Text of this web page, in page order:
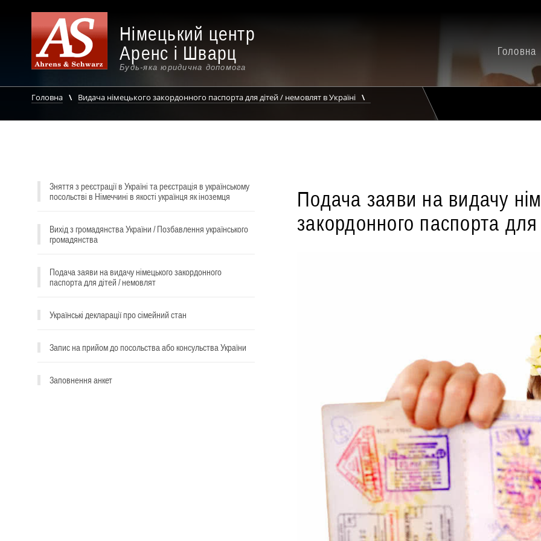
Німецький центр
Аренс і Шварц
Будь-яка юридична допомога
Головна
Головна Видача німецького закордонного паспорта для дітей / немовлят в Україні
Зняття з реєстрації в Україні та реєстрація в українському
посольстві в Німеччині в якості українця як іноземця
Вихід з громадянства України / Позбавлення українського
громадянства
Подача заяви на видачу німецького закордонного
паспорта для дітей / немовлят
Українські декларації про сімейний стан
Запис на прийом до посольства або консульства України
Заповнення анкет
Подача заяви на видачу
закордонного паспорта